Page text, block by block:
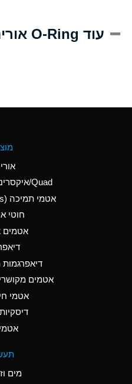
(Aqueous)
Aluminum Nitrate
(Aqueous)
Phosphate
Anhydrous
Gas (cold)
Ammonia Gas (hot)
עוד O-Ring אורינגים מאותו החומר
Quad/איקסרינגים (X-Rings)
אטמי תמיכה (Back-up Rings)
חוטי
אטמים
אטמים
אטמי
מים